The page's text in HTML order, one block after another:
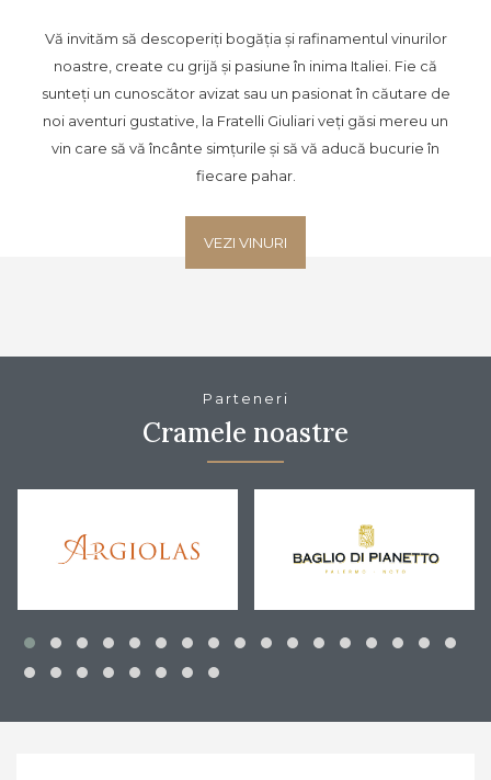
Vă invităm să descoperiți bogăția și rafinamentul vinurilor
noastre, create cu grijă și pasiune în inima Italiei. Fie că
sunteți un cunoscător avizat sau un pasionat în căutare de
noi aventuri gustative, la Fratelli Giuliari veți găsi mereu un
vin care să vă încânte simțurile și să vă aducă bucurie în
fiecare pahar.
VEZI VINURI
Parteneri
Cramele noastre